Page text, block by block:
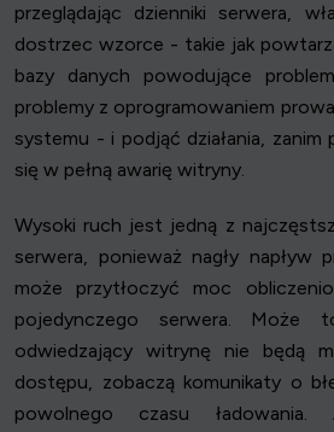
przeglądając dzienniki serwera,
dostrzec wzorce - takie jak
bazy danych powodujące
problemy z oprogramowaniem
systemu - i podjąć działania, zanim
się w pełną awarię witryny.
Wysoki ruch jest jedną z
serwera, ponieważ nagły napływ
może przytłoczyć moc
pojedynczego serwera. Może
odwiedzający witrynę nie będą
dostępu, zobaczą komunikaty o
powolnego czasu ładowania.